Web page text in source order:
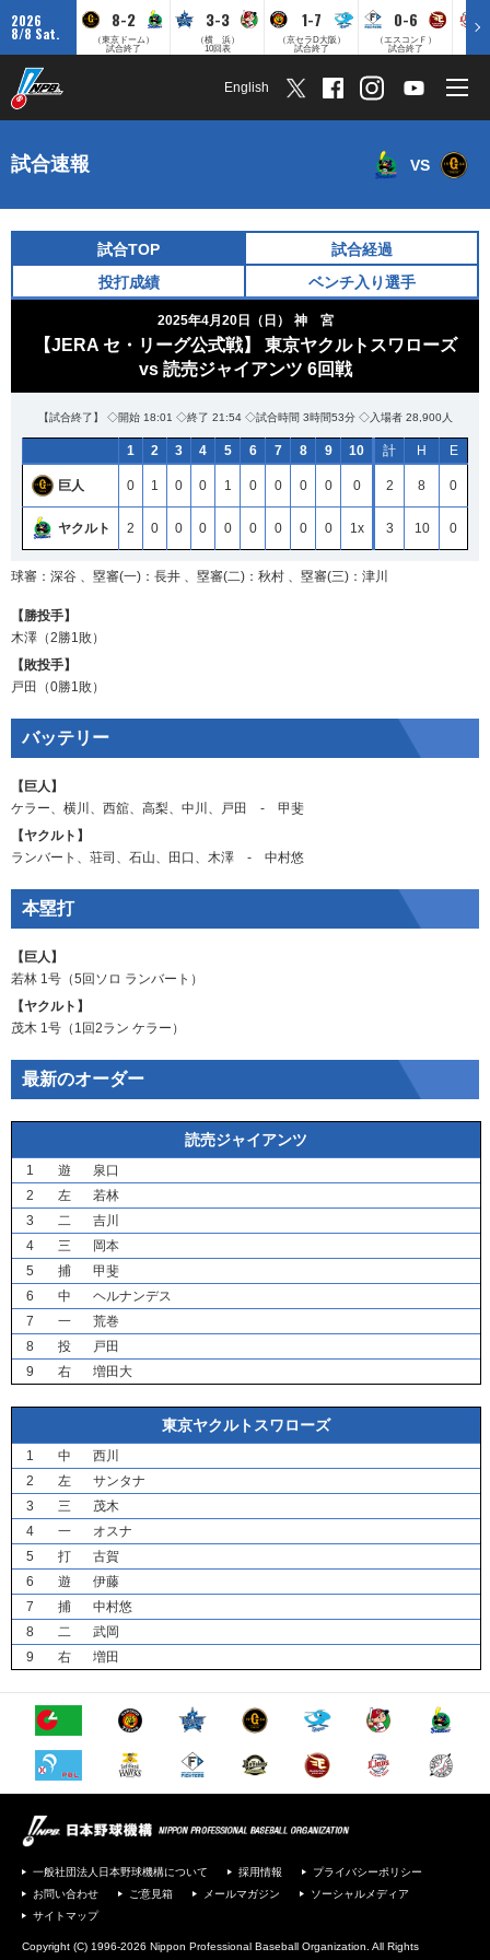
2026
8/8 Sat.
8-2
（東京ドーム）
試合終了
3-3
（横 浜）
10回表
1-7
（京セラD大阪）
試合終了
0-6
（エスコンＦ）
試合終了
English
試合速報 VS
試合TOP
試合経過
投打成績
ベンチ入り選手
2025年4月20日（日） 神 宮
【JERA セ・リーグ公式戦】 東京ヤクルトスワローズ
vs 読売ジャイアンツ 6回戦
【試合終了】 ◇開始 18:01 ◇終了 21:54 ◇試合時間 3時間53分 ◇入場者 28,900人
1 2 3 4 5 6 7 8 9 10 計 H E
巨人 0 1 0 0 1 0 0 0 0 0 2 8 0
ヤクルト 2 0 0 0 0 0 0 0 0 1x 3 10 0
球審：深谷 、塁審(一)：長井 、塁審(二)：秋村 、塁審(三)：津川
【勝投手】
木澤 （2勝1敗）
【敗投手】
戸田
（0勝1敗）
バッテリー
【巨人】
ケラー、 横川 、 西舘、 高梨、 中川 、 戸田 ‐ 甲斐
【ヤクルト】
ランバート 、 荘司 、 石山、 田口 、 木澤 ‐ 中村悠
本塁打
【巨人】
若林 1号（5回ソロ ランバート ）
【ヤクルト】
茂木 1号（1回2ラン ケラー ）
最新のオーダー
読売ジャイアンツ
1 遊
泉口
2
左
若林
3
二
吉川
4
三
岡本
5
捕
甲斐
6
中
ヘルナンデス
7
一
荒巻
8
投
戸田
9
右 増田大
東京ヤクルトスワローズ
1 中
西川
2
左
サンタナ
3
三
茂木
4
一
オスナ
5
打
古賀
6
遊
伊藤
7
捕
中村悠
8
二
武岡
9
右 増田
一般社団法人日本野球機構について 採用情報
プライバシーポリシー
お問い合わせ
ご意見箱 メールマガジン
ソーシャルメディア
サイトマップ
Copyright (C) 1996-2026 Nippon Professional Baseball Organization. All Rights